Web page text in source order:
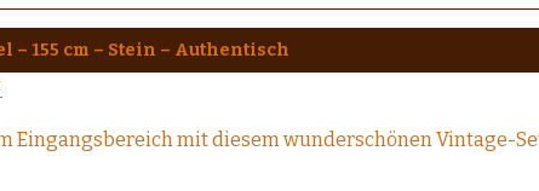
– 155 cm – Stein – Authentisch
Eingangsbereich mit diesem wunderschönen Vintage-